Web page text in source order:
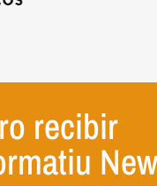
recibir